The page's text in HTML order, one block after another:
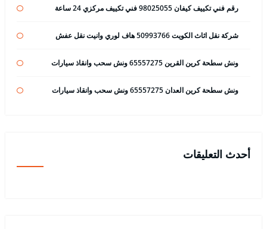
رقم فني تكييف كيفان 98025055 فني تكييف مركزي 24 ساعة
شركة نقل اثاث الكويت 50993766 هاف لوري وانيت نقل عفش
ونش سطحة كرين القرين 65557275 ونش سحب وانقاذ سيارات
ونش سطحة كرين العدان 65557275 ونش سحب وانقاذ سيارات
أحدث التعليقات